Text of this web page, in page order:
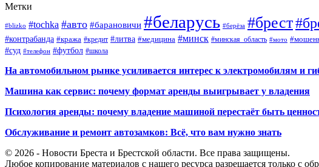
Метки
#blizko #tochka #авто #барановичи #беларусь #берёза #брест
#контрабанда #кража #кредит #литва #медицина #минск #минская_область #мото
#суд #телефон #футбол #школа
На автомобильном рынке усиливается интерес к электромобилям и
Машина как сервис: почему формат аренды выигрывает у владения
Психология аренды: почему владение машиной перестаёт быть
Обслуживание и ремонт автозамков: Всё, что вам нужно знать
© 2026 - Новости Бреста и Брестской области. Все права защищены.
Любое копирование материалов с нашего ресурса разрешается только с